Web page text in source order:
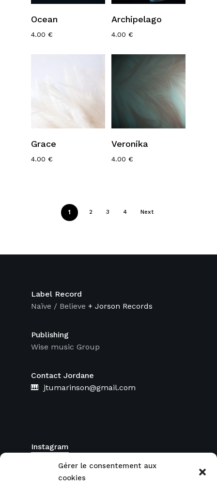
Gérer le consentement aux
cookies
Ocean
4.00 €
Panier
Archipelago
4.00 €
Grace
4.00 €
Veronika
4.00 €
1 2 3 4 Next
Label Record
Naïve / Believe + Jorson Records
Publishing
Wise music Group
Contact Jordane
🎹 jtumarinson@gmail.com
Instagram
FaceBook
YouTube